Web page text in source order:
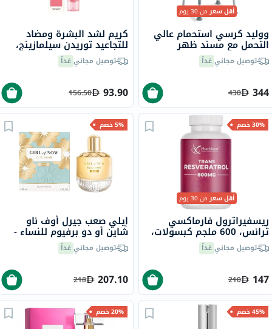
أقل سعرمن 30 يوم
ووليد كرسي استحمام عالي
التحمل مع مسند ظهر
JL736LH
توصيل مجانيغداً
344
430
كريم لشد البشرة ومضاد
للتجاعيد توريدن سيلمازينج،
60 ملتوصيل مجانيغداً
93.90
156.50
30% خصم
أقل سعرمن 30 يوم
ريسفيراترول فارماكسي
ترانس، 600 ملجم كبسولات،
30 كبسولةتوصيل مجانيغداً
147
210
5% خصم
إيلي صعب جيرل أوف ناو
شاين أو دو برفيوم للنساء -
عطر زهري فاخر 90 مل
توصيل مجانيغداً
207.10
218
45% خصم 20% خصم